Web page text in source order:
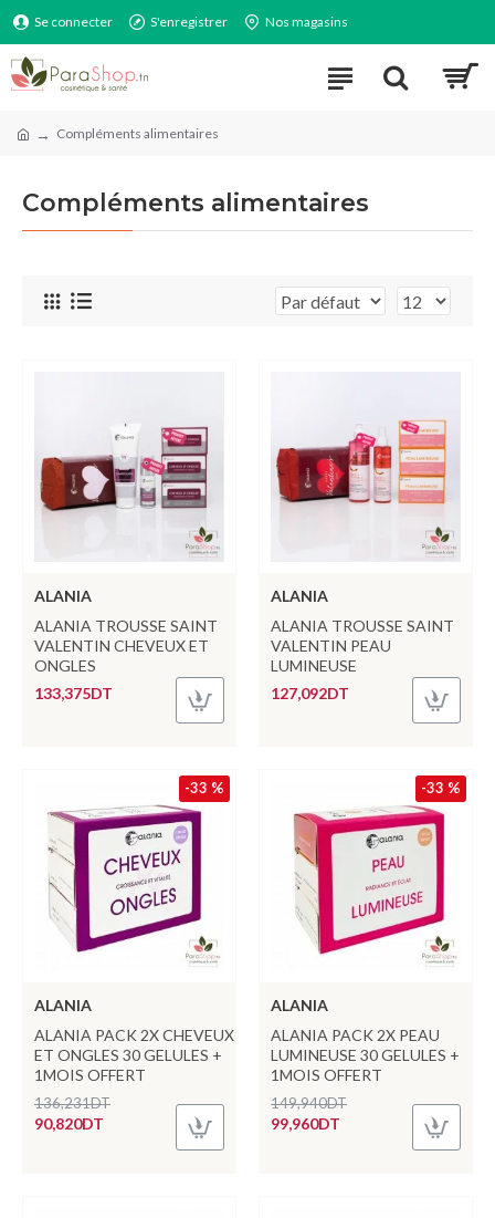
Se connecter S'enregistrer Nos magasins
Compléments alimentaires
Compléments alimentaires
ALANIA
ALANIA TROUSSE SAINT
VALENTIN CHEVEUX ET
ONGLES
133,375DT
ALANIA
ALANIA TROUSSE SAINT
VALENTIN PEAU
LUMINEUSE
127,092DT
-33 %
ALANIA
ALANIA PACK 2X CHEVEUX
ET ONGLES 30 GELULES +
1MOIS OFFERT
90,820DT
136,231DT
-33 %
ALANIA
ALANIA PACK 2X PEAU
LUMINEUSE 30 GELULES +
1MOIS OFFERT
99,960DT
149,940DT